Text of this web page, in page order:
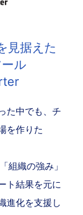
見据えた
ール
た中でも、チ
を作りた
組織の強み」
ト結果を元に
進化を支援し